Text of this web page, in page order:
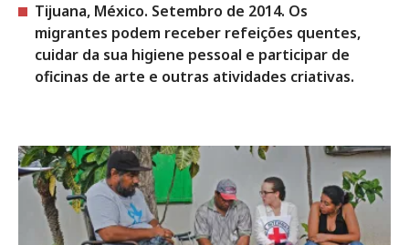
Tijuana, México. Setembro de 2014. Os
migrantes podem receber refeições quentes,
cuidar da sua higiene pessoal e participar de
oficinas de arte e outras atividades criativas.